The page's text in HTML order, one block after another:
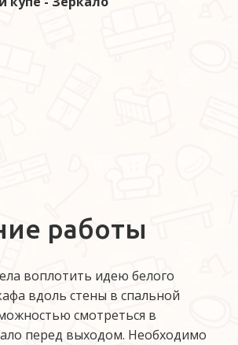
работы
воплотить идею белого
вдоль стены в спальной
смотреться в
перед выходом. Необходимо